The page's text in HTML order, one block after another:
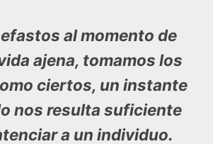
al momento de
ajena, tomamos los
ciertos, un instante
nos resulta suficiente
a un individuo.